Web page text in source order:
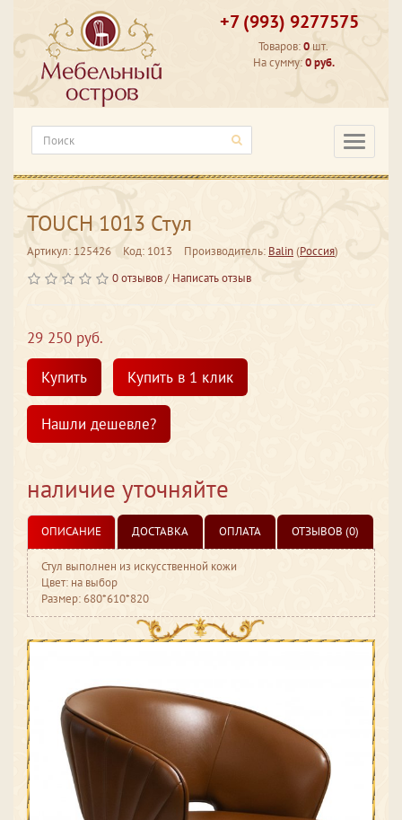
+7 (993) 9277575
Товаров:0 шт.
На сумму:0 руб.
TOUCH 1013 Стул
Артикул: 125426 Код: 1013 Производитель: Balin(Россия)
0 отзывов/ Написать отзыв
29 250 руб.
Купить
Купить в 1 клик
Нашли дешевле?
наличие уточняйте
ОПИСАНИЕ ДОСТАВКА ОПЛАТА ОТЗЫВОВ (0)
Стул выполнен из искусственной кожи
Цвет: на выбор
Размер: 680*610*820